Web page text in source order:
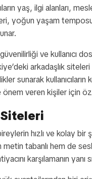
yaş, ilgi alanları,
yoğun yaşam
ve kullanıcı
arkadaşlık
sunarak
veren kişiler için
hızlı ve kolay bir
tabanlı hem de
karşılamanın